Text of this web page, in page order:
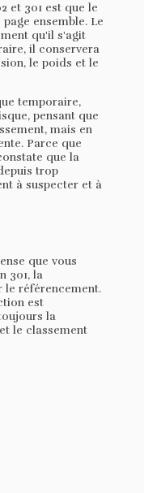
et 301 est que le
ensemble. Le
qu'il s'agit
il conservera
le poids et le
temporaire,
pensant que
mais en
Parce que
que la
trop
à suspecter et à
que vous
301, la
le référencement.
est
la
le classement